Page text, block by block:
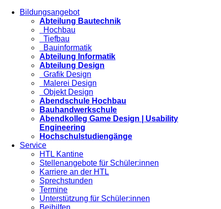
Bildungsangebot
Abteilung Bautechnik
Hochbau
Tiefbau
Bauinformatik
Abteilung Informatik
Abteilung Design
Grafik Design
Malerei Design
Objekt Design
Abendschule Hochbau
Bauhandwerkschule
Abendkolleg Game Design | Usability
Engineering
Hochschulstudiengänge
Service
HTL Kantine
Stellenangebote für Schüler:innen
Karriere an der HTL
Sprechstunden
Termine
Unterstützung für Schüler:innen
Beihilfen